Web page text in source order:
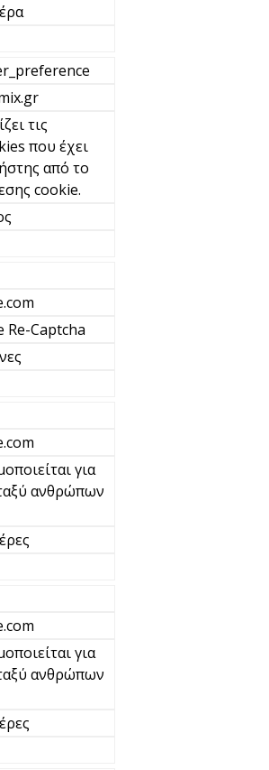
τις
που έχει
από το
cookie.
Re-Captcha
για
ανθρώπων
για
ανθρώπων